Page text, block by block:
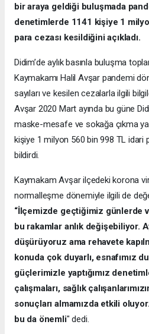
bir araya geldiği buluşmada
denetimlerde 1141 kişiye 1
para cezası kesildiğini açıkladı.
Didim’de aylık basınla buluşma
Kaymakamı Halil Avşar pandemi
sayıları ve kesilen cezalarla ilgili
Avşar 2020 Mart ayında bu güne
maske-mesafe ve sokağa çıkma
kişiye 1 milyon 560 bin 998 TL idari
bildirdi.
Kaymakam Avşar ilçedeki korona
normalleşme dönemiyle ilgili de
“İlçemizde geçtiğimiz günlerde
bu rakamlar anlık değişebiliyor.
düşürüyoruz ama rehavete
konuda çok duyarlı, esnafımız
güçlerimizle yaptığımız
çalışmaları, sağlık
sonuçları almamızda etkili
bu da önemli" dedi.